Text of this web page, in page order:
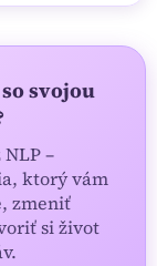
svojou
–
ktorý vám
zmeniť
si život